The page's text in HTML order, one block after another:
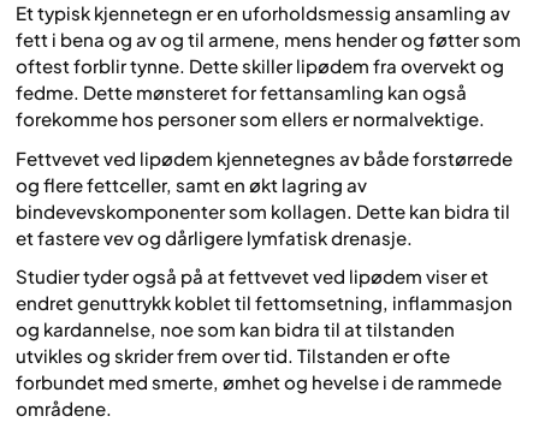
Et typisk kjennetegn er en uforholdsmessig ansamling av
fett i bena og av og til armene, mens hender og føtter som
oftest forblir tynne. Dette skiller lipødem fra overvekt og
fedme. Dette mønsteret for fettansamling kan også
forekomme hos personer som ellers er normalvektige.
Fettvevet ved lipødem kjennetegnes av både forstørrede
og flere fettceller, samt en økt lagring av
bindevevskomponenter som kollagen. Dette kan bidra til
et fastere vev og dårligere lymfatisk drenasje.
Studier tyder også på at fettvevet ved lipødem viser et
endret genuttrykk koblet til fettomsetning, inflammasjon
og kardannelse, noe som kan bidra til at tilstanden
utvikles og skrider frem over tid. Tilstanden er ofte
forbundet med smerte, ømhet og hevelse i de rammede
områdene.